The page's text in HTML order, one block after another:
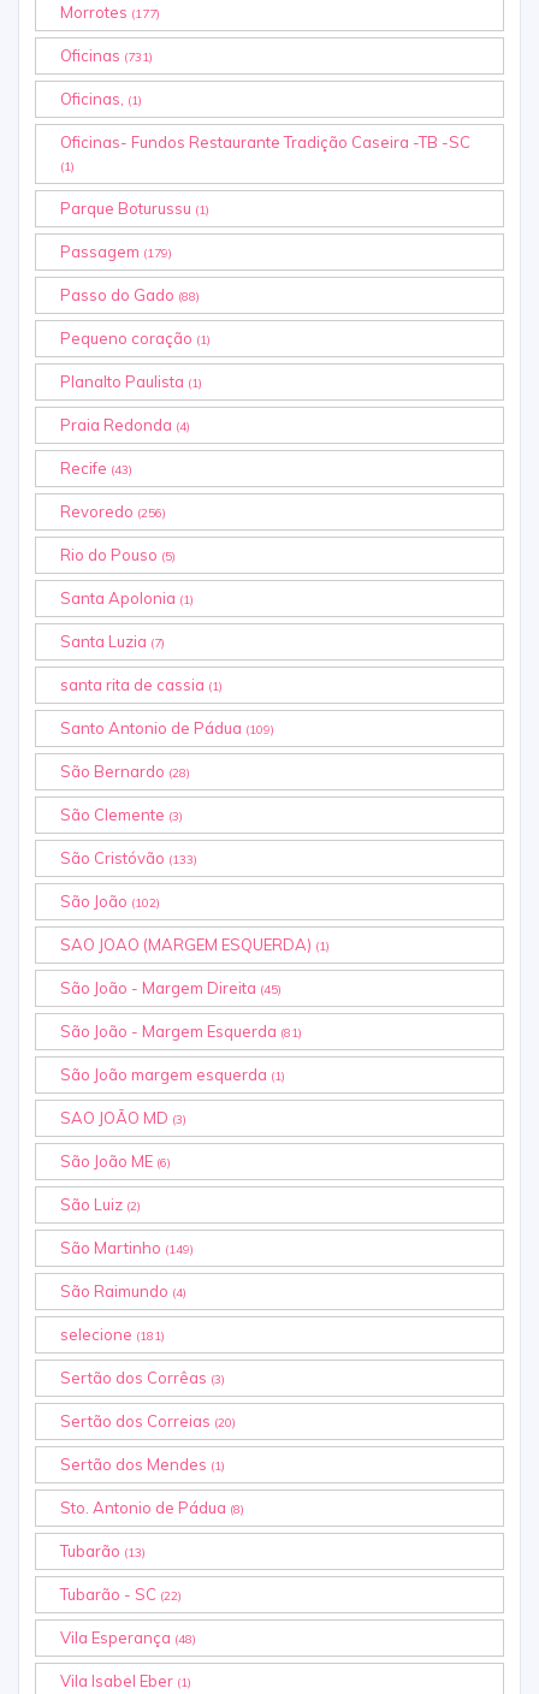
Morrotes (177)
Oficinas (731)
Oficinas, (1)
Oficinas- Fundos Restaurante Tradição Caseira -TB -SC
(1)
Parque Boturussu (1)
Passagem (179)
Passo do Gado (88)
Pequeno coração (1)
Planalto Paulista (1)
Praia Redonda (4)
Recife (43)
Revoredo (256)
Rio do Pouso (5)
Santa Apolonia (1)
Santa Luzia (7)
santa rita de cassia (1)
Santo Antonio de Pádua (109)
São Bernardo (28)
São Clemente (3)
São Cristóvão (133)
São João (102)
SAO JOAO (MARGEM ESQUERDA) (1)
São João - Margem Direita (45)
São João - Margem Esquerda (81)
São João margem esquerda (1)
SAO JOÃO MD (3)
São João ME (6)
São Luiz (2)
São Martinho (149)
São Raimundo (4)
selecione (181)
Sertão dos Corrêas (3)
Sertão dos Correias (20)
Sertão dos Mendes (1)
Sto. Antonio de Pádua (8)
Tubarão (13)
Tubarão - SC (22)
Vila Esperança (48)
Vila Isabel Eber (1)